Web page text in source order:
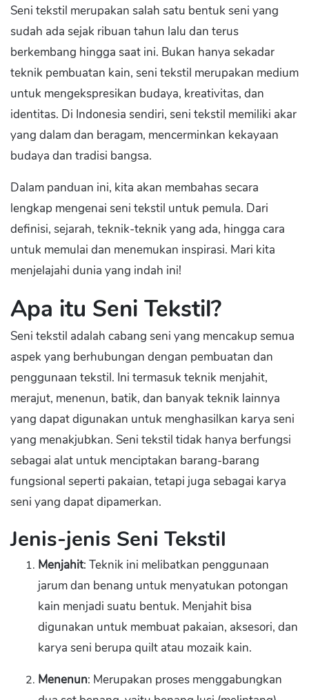
Seni tekstil merupakan salah satu bentuk seni yang
sudah ada sejak ribuan tahun lalu dan terus
berkembang hingga saat ini. Bukan hanya sekadar
teknik pembuatan kain, seni tekstil merupakan medium
untuk mengekspresikan budaya, kreativitas, dan
identitas. Di Indonesia sendiri, seni tekstil memiliki akar
yang dalam dan beragam, mencerminkan kekayaan
budaya dan tradisi bangsa.
Dalam panduan ini, kita akan membahas secara
lengkap mengenai seni tekstil untuk pemula. Dari
definisi, sejarah, teknik-teknik yang ada, hingga cara
untuk memulai dan menemukan inspirasi. Mari kita
menjelajahi dunia yang indah ini!
Apa itu Seni Tekstil?
Seni tekstil adalah cabang seni yang mencakup semua
aspek yang berhubungan dengan pembuatan dan
penggunaan tekstil. Ini termasuk teknik menjahit,
merajut, menenun, batik, dan banyak teknik lainnya
yang dapat digunakan untuk menghasilkan karya seni
yang menakjubkan. Seni tekstil tidak hanya berfungsi
sebagai alat untuk menciptakan barang-barang
fungsional seperti pakaian, tetapi juga sebagai karya
seni yang dapat dipamerkan.
Jenis-jenis Seni Tekstil
Menjahit: Teknik ini melibatkan penggunaan
jarum dan benang untuk menyatukan potongan
kain menjadi suatu bentuk. Menjahit bisa
digunakan untuk membuat pakaian, aksesori, dan
karya seni berupa quilt atau mozaik kain.
Menenun: Merupakan proses menggabungkan